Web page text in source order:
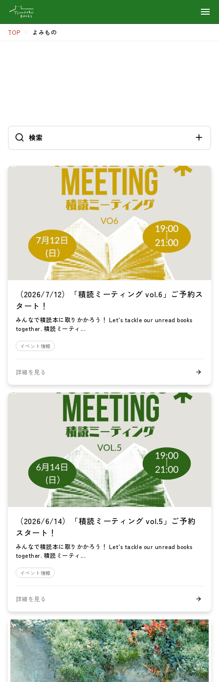
TOP よみもの
検索
ゲストハウス（COZY）
出版事業
本屋（TSUNDOKU BOOKS）
検索条件をクリア
（2026/7/12）「積読ミーティング vol.6」ご予約ス
タート！
みんなで積読本に取りかかろう！ Let’s tackle our unread books
together. 積読ミーティ...
イベント情報
詳細を見る
（2026/6/14）「積読ミーティング vol.5」ご予約
スタート！
みんなで積読本に取りかかろう！ Let’s tackle our unread books
together. 積読ミーティ...
イベント情報
詳細を見る